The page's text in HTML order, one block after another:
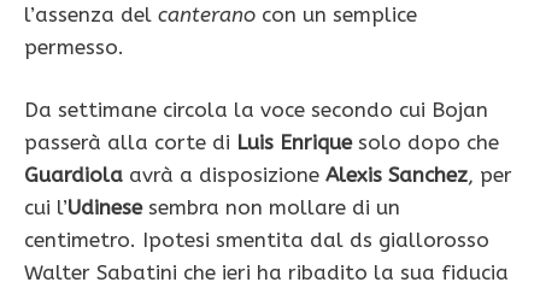
l’assenza del canterano con un semplice
permesso.
Da settimane circola la voce secondo cui Bojan
passerà alla corte di Luis Enriquesolo dopo che
Guardiola avrà a disposizione Alexis Sanchez, per
cui l’Udinesesembra non mollare di un
centimetro. Ipotesi smentita dal ds giallorosso
Walter Sabatini che ieri ha ribadito la sua fiducia